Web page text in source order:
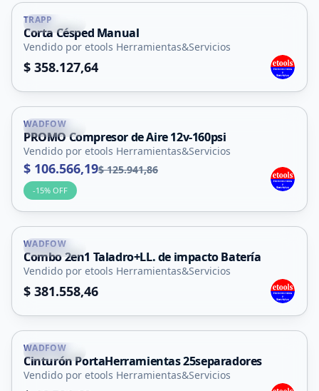
La Punta
TRAPP
Corta Césped Manual
Vendido por etools Herramientas&Servicios
$ 358.127,64
La Punta
WADFOW
PROMO Compresor de Aire 12v-160psi
Vendido por etools Herramientas&Servicios
$ 106.566,19$ 125.941,86
-15% OFF
La Punta
WADFOW
Combo 2en1 Taladro+LL. de impacto Batería
Vendido por etools Herramientas&Servicios
$ 381.558,46
La Punta
WADFOW
Cinturón PortaHerramientas 25separadores
Vendido por etools Herramientas&Servicios